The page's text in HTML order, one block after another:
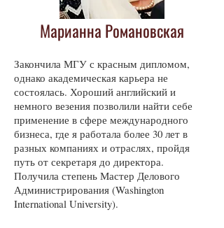
Марианна Романовская
Закончила МГУ с красным дипломом,
однако академическая карьера не
состоялась. Хороший английский и
немного везения позволили найти себе
применение в сфере международного
бизнеса, где я работала более 30 лет в
разных компаниях и отраслях, пройдя
путь от секретаря до директора.
Получила степень Мастер Делового
Администрирования (Washington
International University).